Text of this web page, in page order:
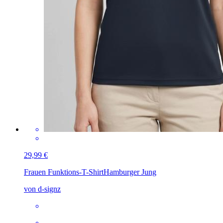
29,99 €
Frauen Funktions-T-ShirtHamburger Jung
von d-signz